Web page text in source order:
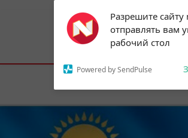
Разрешите
отправлять вам
рабочий стол
Powered by SendPulse
Subscribe to our
notifications!
To enable permission prompts,
the notification icon
Астана:18°C